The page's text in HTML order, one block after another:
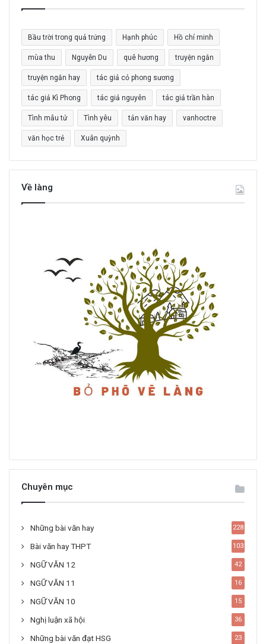
c
h
o
:
Bầu trời trong quả trứng Hạnh phúc Hồ chí minh
mùa thu Nguyễn Du quê hương truyện ngắn
truyện ngắn hay tác giả cỏ phong sương
tác giả Kì Phong tác giả nguyên tác giả trần hàn
Tình mẫu tử Tình yêu tản văn hay vanhoctre
văn học trẻ Xuân quỳnh
Về làng
Chuyên mục
Những bài văn hay 228
Bài văn hay THPT 103
NGỮ VĂN 12 42
NGỮ VĂN 11 16
NGỮ VĂN 10 15
Nghị luận xã hội 36
Những bài văn đạt HSG 23